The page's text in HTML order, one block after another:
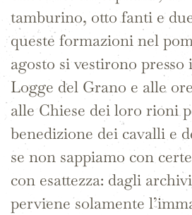
tamburino, otto fanti e
queste formazioni nel
agosto si vestirono
Logge del Grano e alle
alle Chiese dei loro rioni
benedizione dei cavalli e
se non sappiamo con
con esattezza: dagli
perviene solamente